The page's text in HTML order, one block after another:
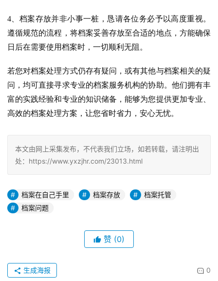
4、档案存放并非小事一桩，恳请各位务必予以高度重视。
遵循规范的流程，将档案妥善存放至合适的地点，方能确保
日后在需要使用档案时，一切顺利无阻。
若您对档案处理方式仍存有疑问，或有其他与档案相关的疑
问，均可直接寻求专业的档案服务机构的协助。他们拥有丰
富的实践经验和专业的知识储备，能够为您提供更加专业、
高效的档案处理方案，让您省时省力，安心无忧。
本文由网上采集发布，不代表我们立场，如若转载，请注明出
处：https://www.yxzjhr.com/23013.html
档案在自己手里 档案存放
档案托管
档案问题
赞 (0)
0
生成海报